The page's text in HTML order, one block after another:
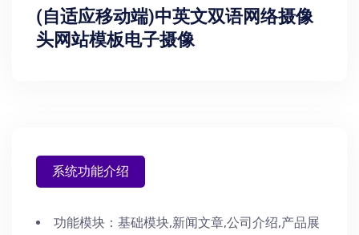
(自适应移动端)中英文双语网络摄像
头网站模板电子摄像
系统功能介绍
功能模块： 基础模块,新闻文章,公司介绍,产品展